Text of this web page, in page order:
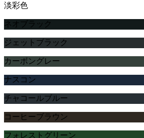
淡彩色
ネオブラック
ジェットブラック
カーボングレー
ナスコン
チャコールブルー
コーヒーブラウン
フォレストグリーン